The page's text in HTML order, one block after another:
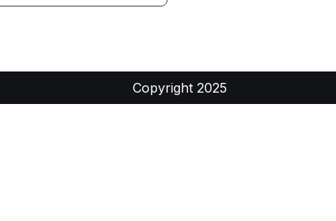
Copyright 2025